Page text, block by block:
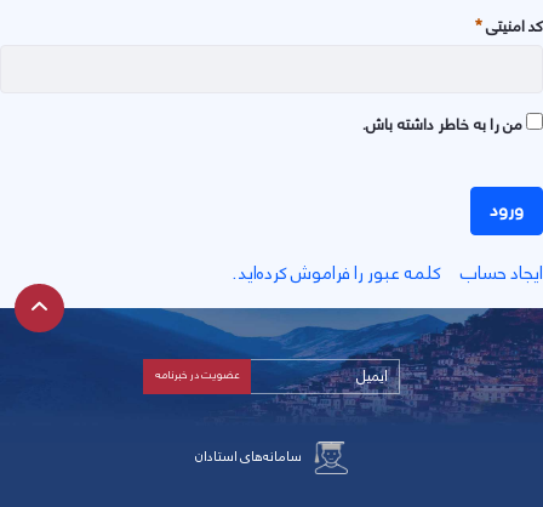
من را به خاطر داشته باش.
ورود
حساب
کلمه عبور را فراموش کرده‌اید.
سامانه‌های استادان